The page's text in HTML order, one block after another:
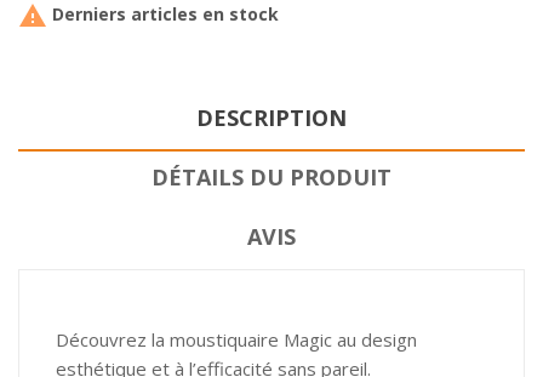
 Derniers articles en stock
DESCRIPTION
DÉTAILS DU PRODUIT
AVIS
Découvrez la moustiquaire Magic au design
esthétique et à l’efficacité sans pareil.